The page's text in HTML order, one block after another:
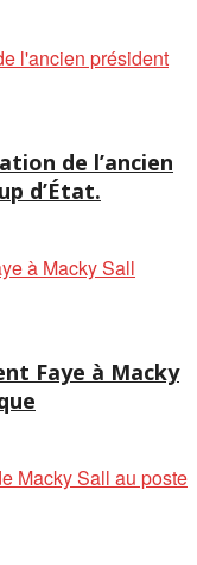
de l’ancien
d’État.
Faye à Macky